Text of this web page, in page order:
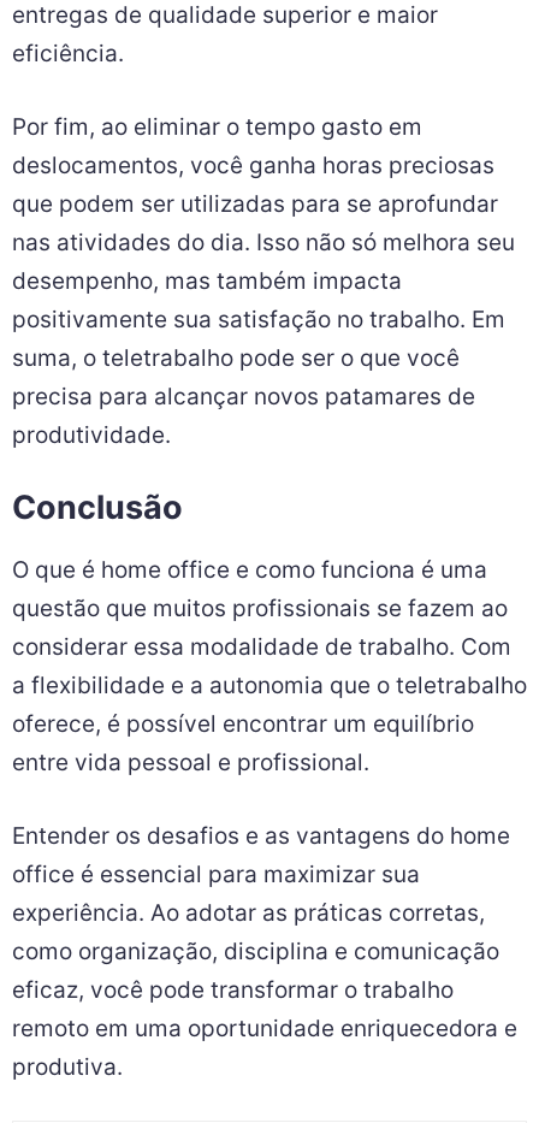
entregas de qualidade superior e maior
eficiência.
Por fim, ao eliminar o tempo gasto em
deslocamentos, você ganha horas preciosas
que podem ser utilizadas para se aprofundar
nas atividades do dia. Isso não só melhora seu
desempenho, mas também impacta
positivamente sua satisfação no trabalho. Em
suma, o teletrabalho pode ser o que você
precisa para alcançar novos patamares de
produtividade.
Conclusão
O que é home office e como funciona é uma
questão que muitos profissionais se fazem ao
considerar essa modalidade de trabalho. Com
a flexibilidade e a autonomia que o teletrabalho
oferece, é possível encontrar um equilíbrio
entre vida pessoal e profissional.
Entender os desafios e as vantagens do home
office é essencial para maximizar sua
experiência. Ao adotar as práticas corretas,
como organização, disciplina e comunicação
eficaz, você pode transformar o trabalho
remoto em uma oportunidade enriquecedora e
produtiva.